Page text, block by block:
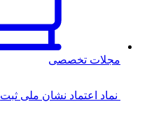
مجلات تخصصی
نماد اعتماد نشان ملی ثبت